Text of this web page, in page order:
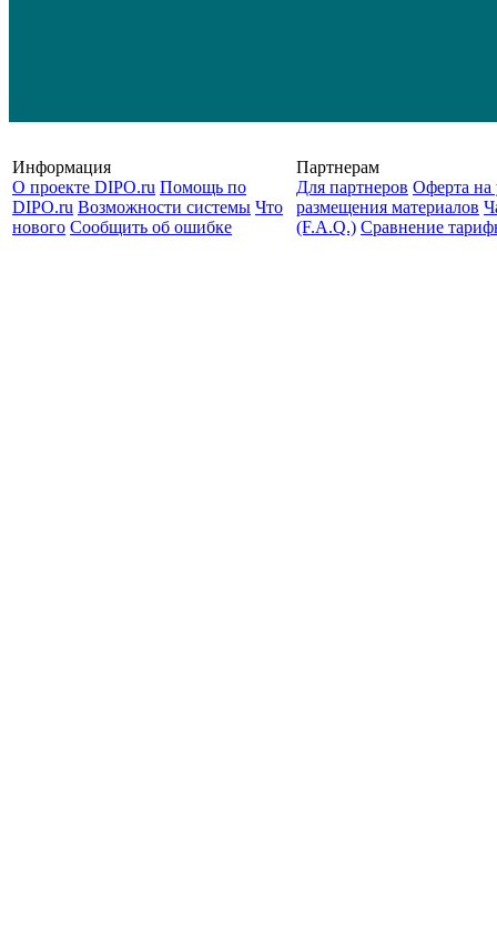
Информация
О проекте DIPO.ru Помощь по
DIPO.ru Возможности системы Что
нового Сообщить об ошибке
Партнерам
Для партнеров Оферта на
размещения материалов
(F.A.Q.) Cравнение